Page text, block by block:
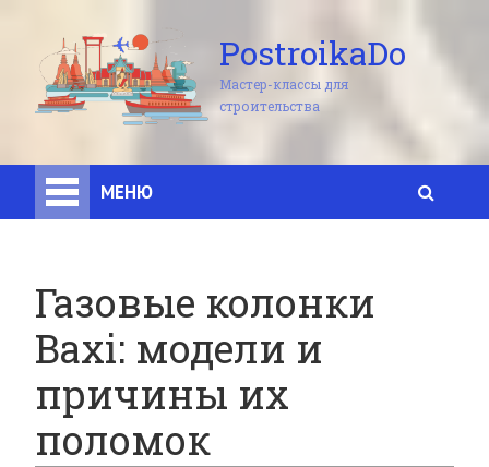
PostroikaDo
Мастер-классы для
строительства
МЕНЮ
Газовые колонки
Baxi: модели и
причины их
поломок